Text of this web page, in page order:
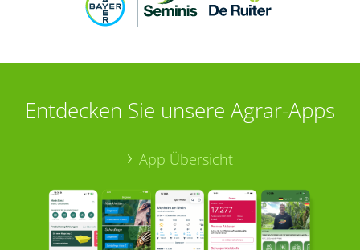
Entdecken Sie unsere Agrar-Apps
App Übersicht